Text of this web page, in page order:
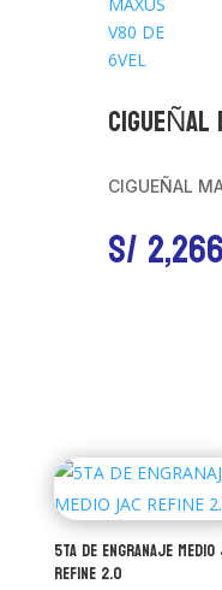
CIGUEÑAL
S/
5TA DE ENGRANAJE
REFINE 2.0